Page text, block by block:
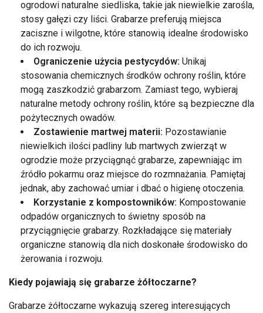
ogrodowi naturalne siedliska, takie jak niewielkie zarośla,
stosy gałęzi czy liści. Grabarze preferują miejsca
zaciszne i wilgotne, które stanowią idealne środowisko
do ich rozwoju.
Ograniczenie użycia pestycydów: Unikaj
stosowania chemicznych środków ochrony roślin, które
mogą zaszkodzić grabarzom. Zamiast tego, wybieraj
naturalne metody ochrony roślin, które są bezpieczne dla
pożytecznych owadów.
Zostawienie martwej materii: Pozostawianie
niewielkich ilości padliny lub martwych zwierząt w
ogrodzie może przyciągnąć grabarze, zapewniając im
źródło pokarmu oraz miejsce do rozmnażania. Pamiętaj
jednak, aby zachować umiar i dbać o higienę otoczenia.
Korzystanie z kompostowników: Kompostowanie
odpadów organicznych to świetny sposób na
przyciągnięcie grabarzy. Rozkładające się materiały
organiczne stanowią dla nich doskonałe środowisko do
żerowania i rozwoju.
Kiedy pojawiają się grabarze żółtoczarne?
Grabarze żółtoczarne wykazują szereg interesujących